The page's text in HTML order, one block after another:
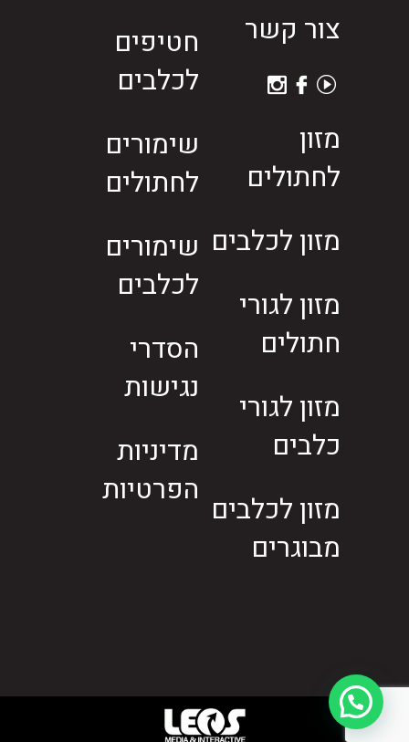
צור קשר
מזון
לחתולים
מזון לכלבים
מזון לגורי
חתולים
מזון לגורי
כלבים
מזון לכלבים
מבוגרים
חטיפים
לכלבים
שימורים
לחתולים
שימורים
לכלבים
הסדרי
נגישות
מדיניות
הפרטיות